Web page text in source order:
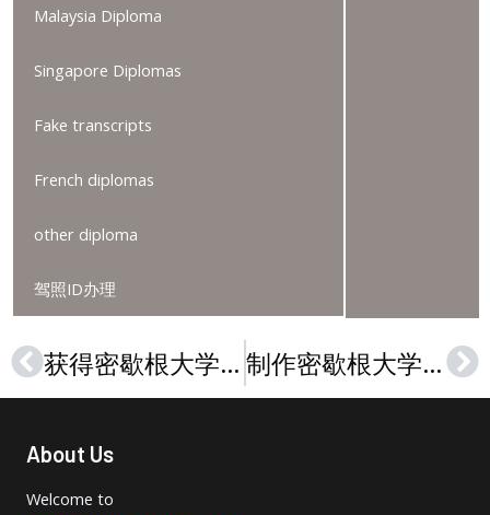
Malaysia Diploma
Singapore Diplomas
Fake transcripts
French diplomas
other diploma
驾照ID办理
Prev 获得密歇根大学迪尔伯恩分校成绩单的方法，How to 100% Copy UM–Dearborn transcript 制作密歇根大学迪尔伯恩分校文凭的成本，Get a UM–Dearborn diploma
About Us
Welcome to